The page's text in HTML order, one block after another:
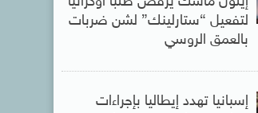
لتفعيل “ستارلينك” لشن ضربات
بالعمق الروسي
إسبانيا تهدد إيطاليا بإجراءات